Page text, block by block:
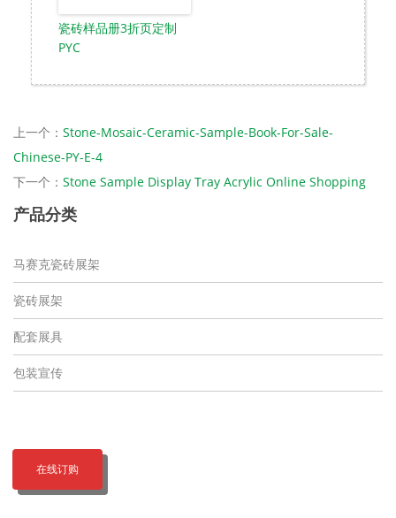
瓷砖样品册3折页定制
PYC
上一个： Stone-Mosaic-Ceramic-Sample-Book-For-Sale-
Chinese-PY-E-4
下一个： Stone Sample Display Tray Acrylic Online Shopping
产品分类
马赛克瓷砖展架
瓷砖展架
配套展具
包装宣传
在线订购